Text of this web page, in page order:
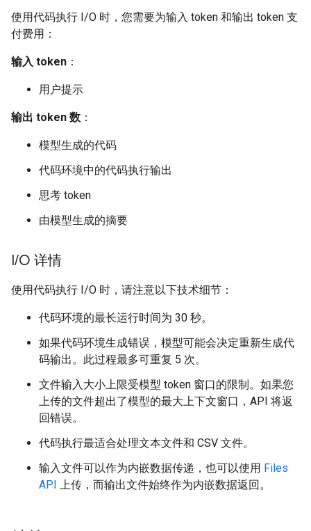
使用代码执行 I/O 时，您需要为输入 token 和输出 token 支
付费用：
输入 token ：
用户提示
输出 token 数 ：
模型生成的代码
代码环境中的代码执行输出
思考 token
由模型生成的摘要
I/O 详情
使用代码执行 I/O 时，请注意以下技术细节：
代码环境的最长运行时间为 30 秒。
如果代码环境生成错误，模型可能会决定重新生成代
码输出。此过程最多可重复 5 次。
文件输入大小上限受模型 token 窗口的限制。如果您
上传的文件超出了模型的最大上下文窗口，API 将返
回错误。
代码执行最适合处理文本文件和 CSV 文件。
输入文件可以作为内嵌数据传递，也可以使用 Files
API 上传，而输出文件始终作为内嵌数据返回。